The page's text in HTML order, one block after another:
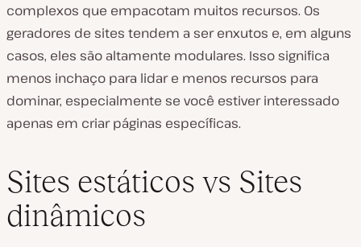
complexos que empacotam muitos recursos. Os
geradores de sites tendem a ser enxutos e, em alguns
casos, eles são altamente modulares. Isso significa
menos inchaço para lidar e menos recursos para
dominar, especialmente se você estiver interessado
apenas em criar páginas específicas.
Sites estáticos vs Sites
dinâmicos